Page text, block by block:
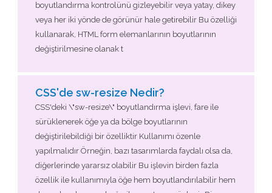
boyutlandırma kontrolünü gizleyebilir veya yatay, dikey
veya her iki yönde de görünür hale getirebilir Bu özelliği
kullanarak, HTML form elemanlarının boyutlarının
değiştirilmesine olanak t
CSS'de sw-resize Nedir?
CSS'deki \"sw-resize\" boyutlandırma işlevi, fare ile
sürüklenerek öğe ya da bölge boyutlarının
değiştirilebildiği bir özelliktir Kullanımı özenle
yapılmalıdır Örneğin, bazı tasarımlarda faydalı olsa da,
diğerlerinde yararsız olabilir Bu işlevin birden fazla
özellik ile kullanımıyla öğe hem boyutlandırılabilir hem